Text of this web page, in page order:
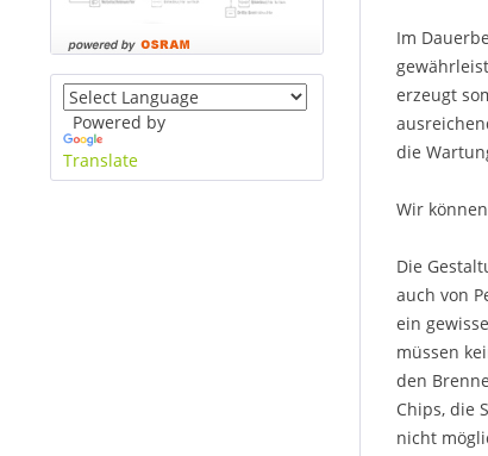
Powered by
Translate
Im
erzeugt
die
Wir
Die
auch von
ein
müssen
den
Chips, die
nicht